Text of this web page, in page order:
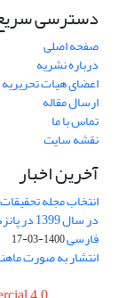
دسترسی
صفحه اصلی
درباره نشریه
اعضای هیات تحریریه
ارسال مقاله
تماس با ما
نقشه سایت
آخرین اخبار
انتخاب مجله
در سال
فارسی1400-03-17
انتشار به صورت